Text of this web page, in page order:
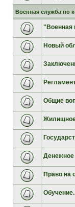
Военная служба по
"Военная
Новый
Общие
Денежное
Право на